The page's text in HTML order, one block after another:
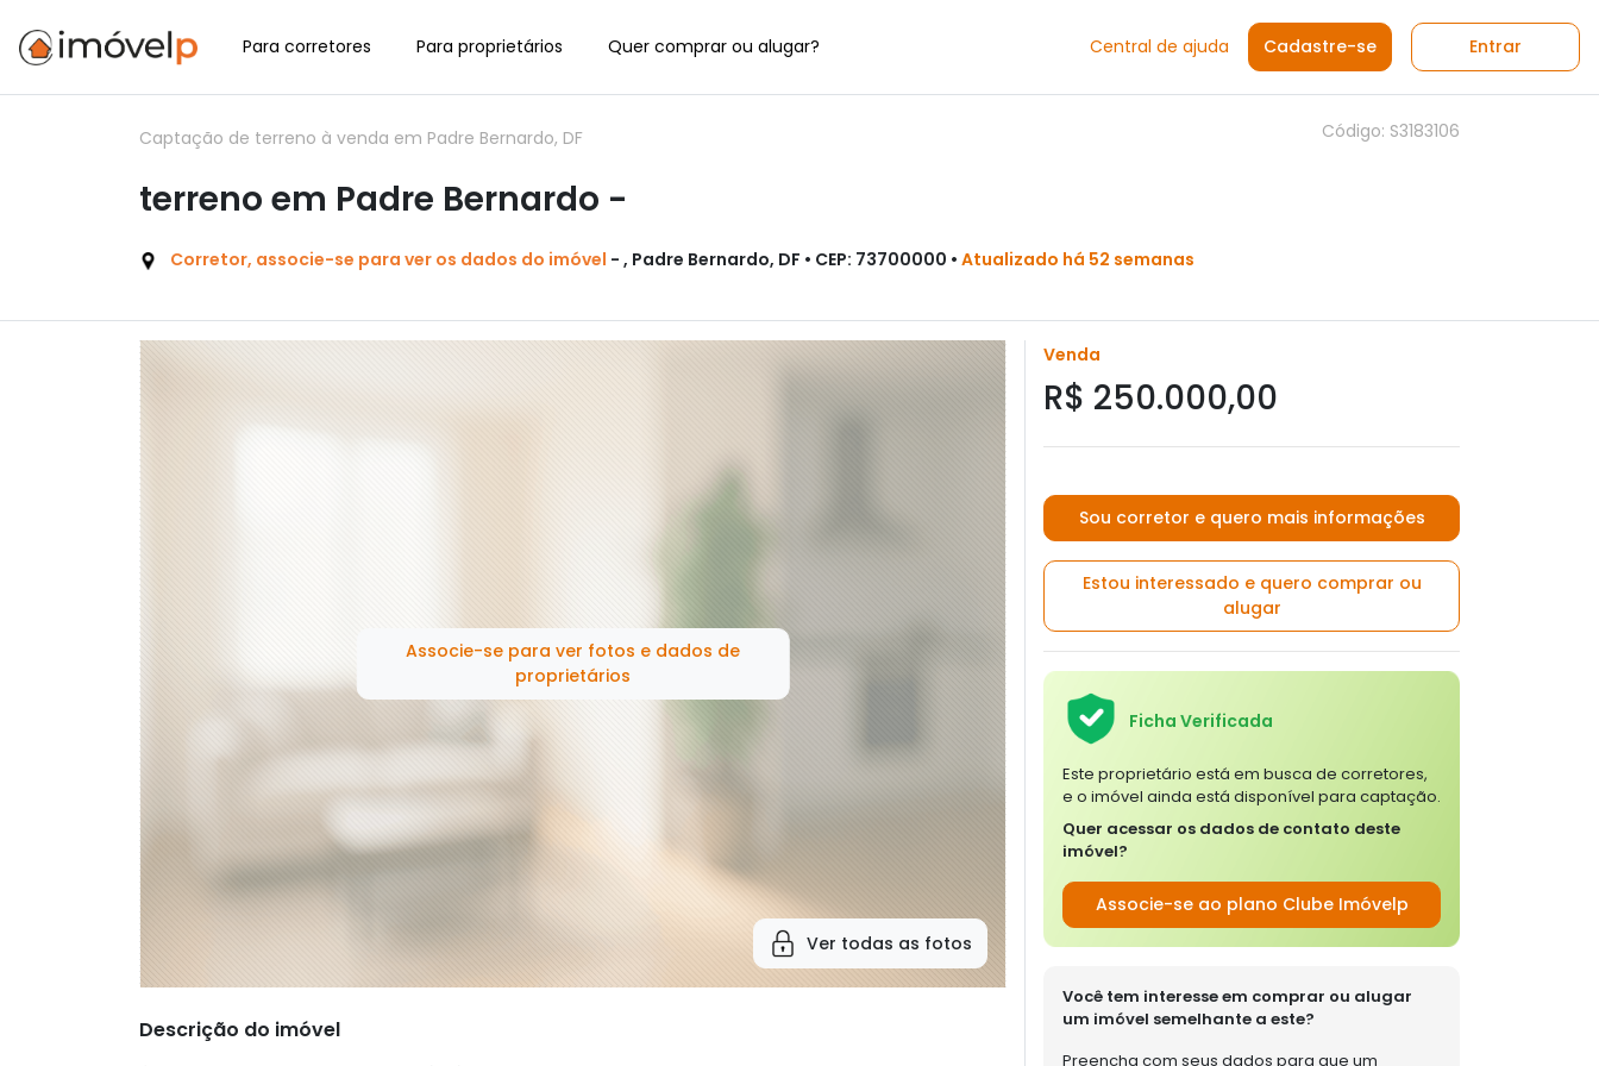
Para corretores Para proprietários Quer comprar ou alugar? Central de ajuda Cadastre-se Entrar
Captação de terreno à venda em Padre Bernardo, DF Código: S3183106
terreno em Padre Bernardo -
Corretor, associe-se para ver os dados do imóvel - , Padre Bernardo, DF • CEP: 73700000 • Atualizado há 52 semanas
Associe-se para ver fotos e dados de
proprietários
Ver todas as fotos
Descrição do imóvel
Venda
R$ 250.000,00
Sou corretor e quero mais informações
Estou interessado e quero comprar ou
alugar
Ficha Verificada
Este proprietário está em busca de corretores,
e o imóvel ainda está disponível para captação.
Quer acessar os dados de contato deste
imóvel?
Associe-se ao plano Clube Imóvelp
Você tem interesse em comprar ou alugar
um imóvel semelhante a este?
Preencha com seus dados para que um